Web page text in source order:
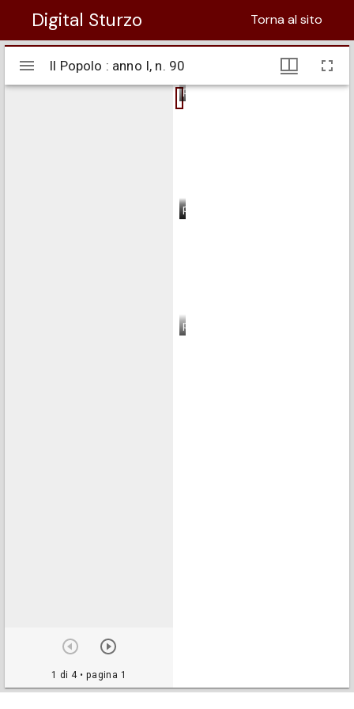
Digital Sturzo Torna al sito
Visualizzatore
Mirador
Il Popolo : anno I, n. 90
1 di 4• pagina 1
pagina 1
pagina 2
pagina 3
pagina 4
Il Popolo : anno I, n. 90